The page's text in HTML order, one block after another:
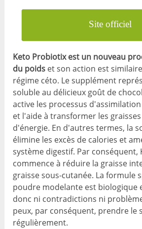
Site officiel
Keto Probiotix est un nouveau
du poids et son action est
régime céto. Le supplément
soluble au délicieux goût de
active les processus
et l'aide à transformer les
d'énergie. En d'autres termes, la
élimine les excès de calories et
système digestif. Par conséquent,
commence à réduire la graisse
graisse sous-cutanée. La formule
poudre modelante est biologique
donc ni contradictions ni
peux, par conséquent, prendre le
régulièrement.